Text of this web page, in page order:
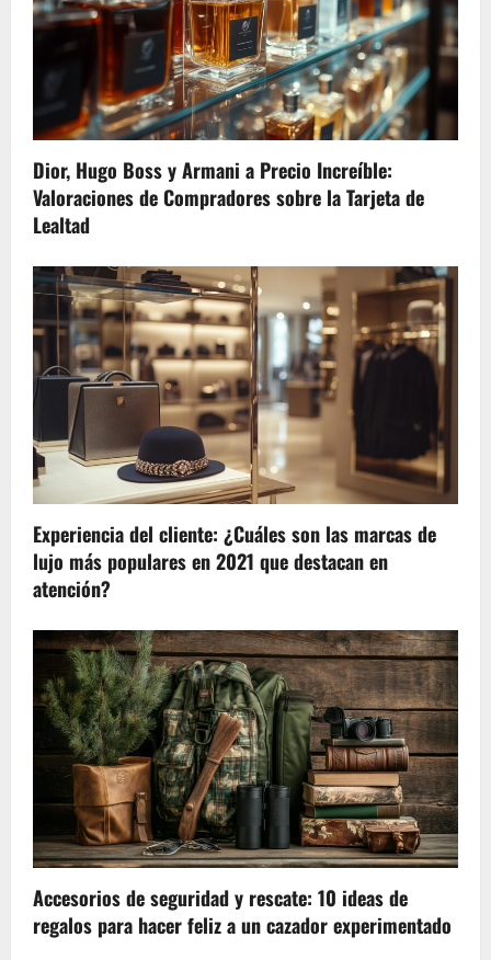
Dior, Hugo Boss y Armani a Precio Increíble:
Valoraciones de Compradores sobre la Tarjeta de
Lealtad
Experiencia del cliente: ¿Cuáles son las marcas de
lujo más populares en 2021 que destacan en
atención?
Accesorios de seguridad y rescate: 10 ideas de
regalos para hacer feliz a un cazador experimentado